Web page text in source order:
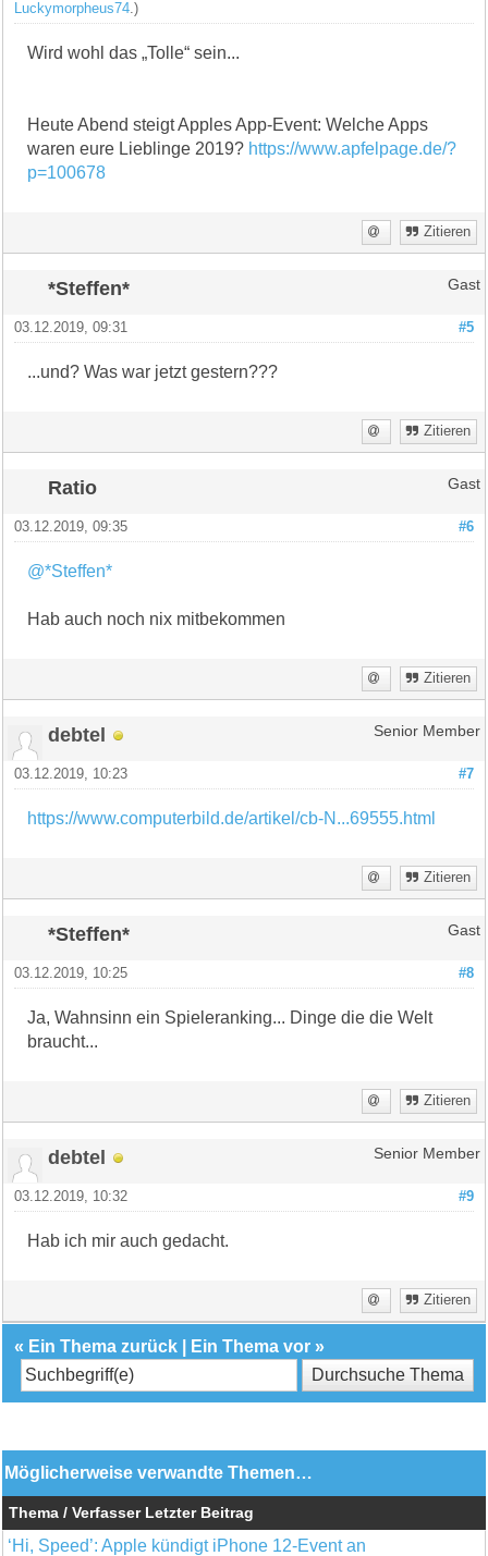
Luckymorpheus74.)
Wird wohl das „Tolle“ sein...
Heute Abend steigt Apples App-Event: Welche Apps
waren eure Lieblinge 2019? https://www.apfelpage.de/?
p=100678
Zitieren
*Steffen* Gast
#5
03.12.2019, 09:31
...und? Was war jetzt gestern???
Zitieren
Ratio Gast
#6
03.12.2019, 09:35
@*Steffen*
Hab auch noch nix mitbekommen
Zitieren
debtel Senior Member
#7
03.12.2019, 10:23
https://www.computerbild.de/artikel/cb-N...69555.html
Zitieren
*Steffen* Gast
#8
03.12.2019, 10:25
Ja, Wahnsinn ein Spieleranking... Dinge die die Welt
braucht...
Zitieren
debtel Senior Member
#9
03.12.2019, 10:32
Hab ich mir auch gedacht.
Zitieren
« Ein Thema zurück Ein Thema vor »
Möglicherweise verwandte Themen…
Thema / Verfasser Letzter Beitrag
‘Hi, Speed’: Apple kündigt iPhone 12-Event an